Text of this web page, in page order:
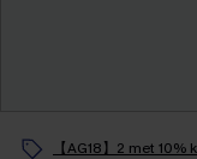
【AG18】2 met 10%